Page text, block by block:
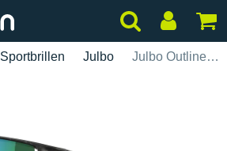
Sportbrillen Julbo Julbo Outline Spectron 3CF